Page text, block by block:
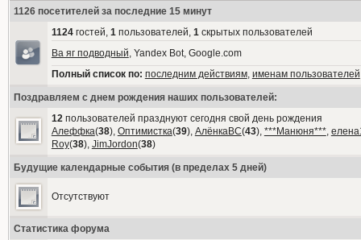
1126 посетителей за последние 15 минут
1124гостей, 1пользователей, 1скрытых пользователей
Ва яг подводный, Yandex Bot, Google.com
Полный список по: последним действиям, именам пользователей
Поздравляем с днем рождения наших пользователей:
12пользователей празднуют сегодня свой день рождения
Алеффка(38), Оптимистка(39), АлёнкаВС(43), ***Манюня***,
Roy(38), JimJordon(38)
Будущие календарные события (в пределах 5 дней)
Отсутствуют
Статистика форума